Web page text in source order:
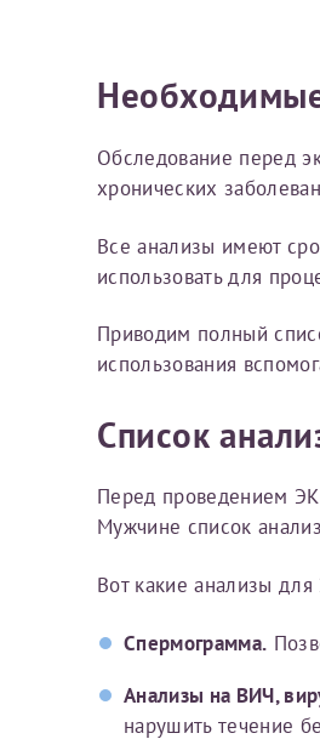
Обследование перед
хронических
Все анализы имеют
использовать для
Приводим полный
использования
Список
Перед проведением
Мужчине список
Вот какие анализы
Спермограмма.
Анализы на ВИЧ,
нарушить течение